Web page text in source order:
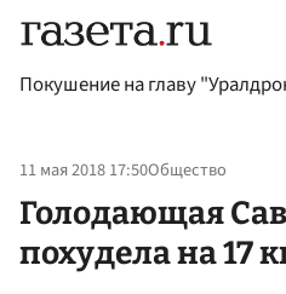
Покушение на главу
11 мая 2018 17:50Общество
Голодающая
похудела на 17